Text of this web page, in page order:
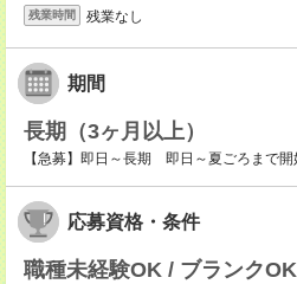
残業時間 残業なし
期間
長期（3ヶ月以上）
【急募】即日～長期 即日～夏ごろまで
応募資格・条件
職種未経験OK / ブランク